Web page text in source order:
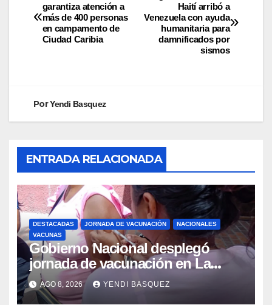
Haití arribó a
Venezuela con ayuda
humanitaria para
damnificados por
sismos
garantiza atención a
más de 400 personas
en campamento de
Ciudad Caribia
PorYendi Basquez
ENTRADA RELACIONADA
DESTACADAS JORNADA DE VACUNACIÓN
NACIONALES
VACUNAS
Gobierno Nacional desplegó
jornada de vacunación en La
Guaira para garantizar protección
epidemiológica
AGO 8, 2026 YENDI BASQUEZ